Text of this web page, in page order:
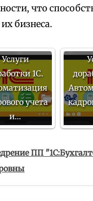
что
бизнеса.
Услуги
1С.
учета
и…
ПП